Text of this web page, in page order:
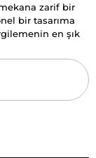
zarif bir
bir tasarıma
en şık